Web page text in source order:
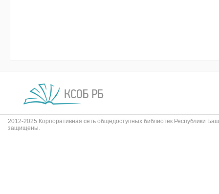
2012-2025 Корпоративная сеть общедоступных библиотек Республики
защищены.